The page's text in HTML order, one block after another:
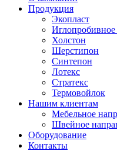
Продукция
Экопласт
Холстон
Шерстипон
Синтепон
Лотекс
Стратекс
Термовойлок
Нашим клиентам
Мебельное
Швейное
Оборудование
Контакты